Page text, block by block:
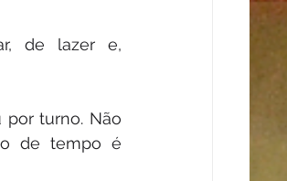
de lazer e,
por turno. Não
de tempo é